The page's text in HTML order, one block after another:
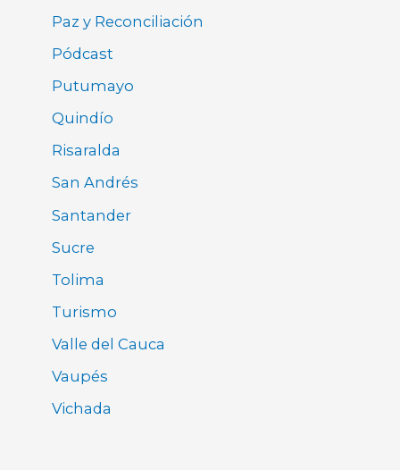
Paz y Reconciliación
Pódcast
Putumayo
Quindío
Risaralda
San Andrés
Santander
Sucre
Tolima
Turismo
Valle del Cauca
Vaupés
Vichada